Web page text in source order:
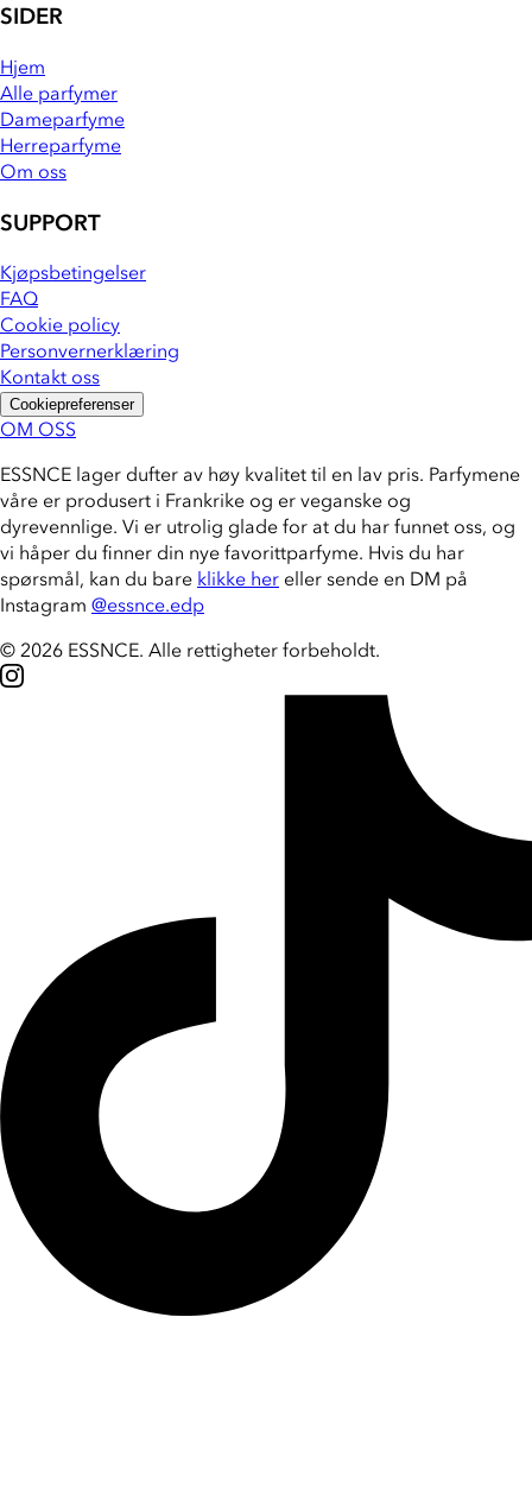
SIDER
Hjem
Alle parfymer
Dameparfyme
Herreparfyme
Om oss
SUPPORT
Kjøpsbetingelser
FAQ
Cookie policy
Personvernerklæring
Kontakt oss
Cookiepreferenser
OM OSS
ESSNCE lager dufter av høy kvalitet til en lav pris. Parfymene
våre er produsert i Frankrike og er veganske og
dyrevennlige. Vi er utrolig glade for at du har funnet oss, og
vi håper du finner din nye favorittparfyme. Hvis du har
spørsmål, kan du bareklikke her eller sende en DM på
Instagram @essnce.edp
© 2026 ESSNCE. Alle rettigheter forbeholdt.